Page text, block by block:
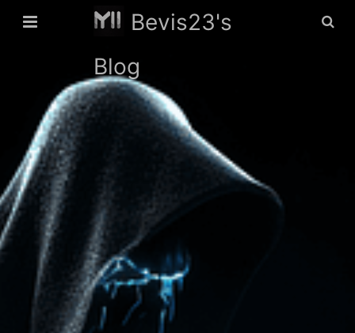
Bevis23's
Blog